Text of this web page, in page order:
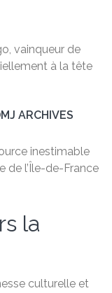
vainqueur de
à la tête
ARCHIVES
inestimable
de l’Île-de-France
la
culturelle et